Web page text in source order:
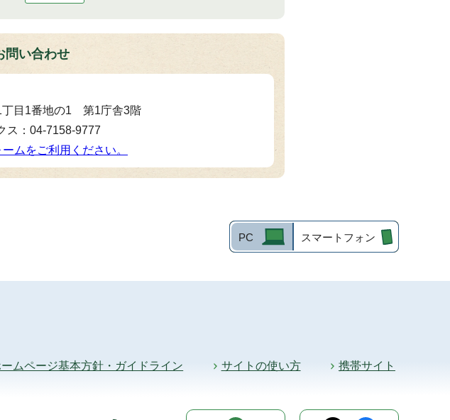
問い合わせ
目1番地の1 第1庁舎3階
：04-7158-9777
ムをご利用ください。
PC スマートフォン
ームページ基本方針・ガイドライン サイトの使い方 携帯サイト